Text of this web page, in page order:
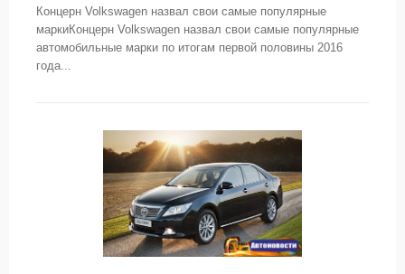
Концерн Volkswagen назвал свои самые популярные
маркиКонцерн Volkswagen назвал свои самые популярные
автомобильные марки по итогам первой половины 2016
года...